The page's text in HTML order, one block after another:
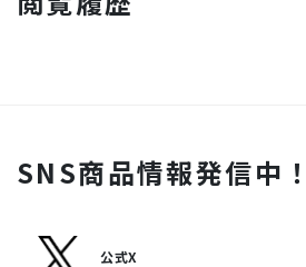
SNS商品情報発信中！
公式X